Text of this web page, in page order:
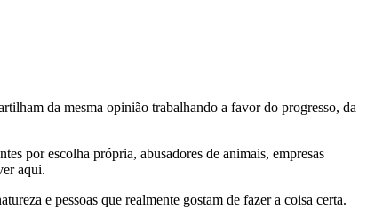
da mesma opinião trabalhando a favor do progresso, da
por escolha própria, abusadores de animais, empresas
aqui.
e pessoas que realmente gostam de fazer a coisa certa.